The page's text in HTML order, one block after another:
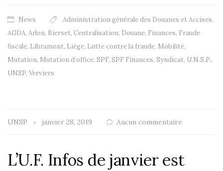
News Administration générale des Douanes et Accises,
AGDA, Arlon, Bierset, Centralisation, Douane, Finances, Fraude
fiscale, Libramont, Liège, Lutte contre la fraude, Mobilité,
Mutation, Mutation d’office, SPF, SPF Finances, Syndicat, U.N.S.P.,
UNSP, Verviers
UNSP janvier 28, 2019 Aucun commentaire
L’U.F. Infos de janvier est